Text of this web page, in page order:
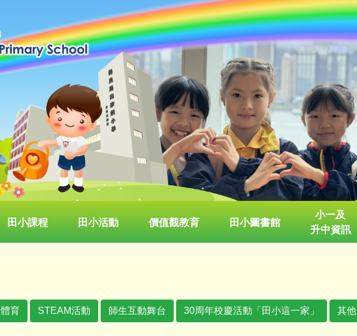
田小課程 田小活動 價值觀教育 田小圖書館
小一及
升中資訊
體育 STEAM活動 師生互動舞台 30周年校慶活動「田小這一家」 其他